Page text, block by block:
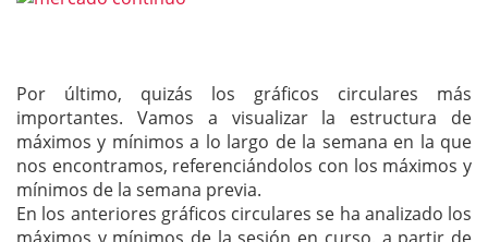
Por último, quizás los gráficos circulares más
importantes. Vamos a visualizar la estructura de
máximos y mínimos a lo largo de la semana en la que
nos encontramos, referenciándolos con los máximos y
mínimos de la semana previa.
En los anteriores gráficos circulares se ha analizado los